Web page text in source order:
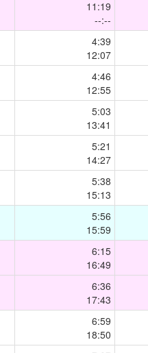
11:19
--:--
4:39
12:07
4:46
12:55
5:03
13:41
5:21
14:27
5:38
15:13
5:56
15:59
6:15
16:49
6:36
17:43
6:59
18:50